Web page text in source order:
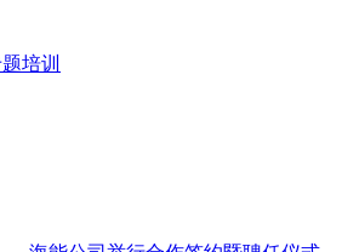
培训